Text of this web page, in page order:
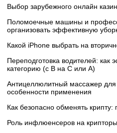
Выбор зарубежного онлайн
Поломоечные машины и
организовать эффективную
Какой iPhone выбрать на
Переподготовка водителей: как
категорию (с B на C или А)
Антицеллюлитный массажер для
особенности применения
Как безопасно обменять крипту:
Роль инфлюенсеров на